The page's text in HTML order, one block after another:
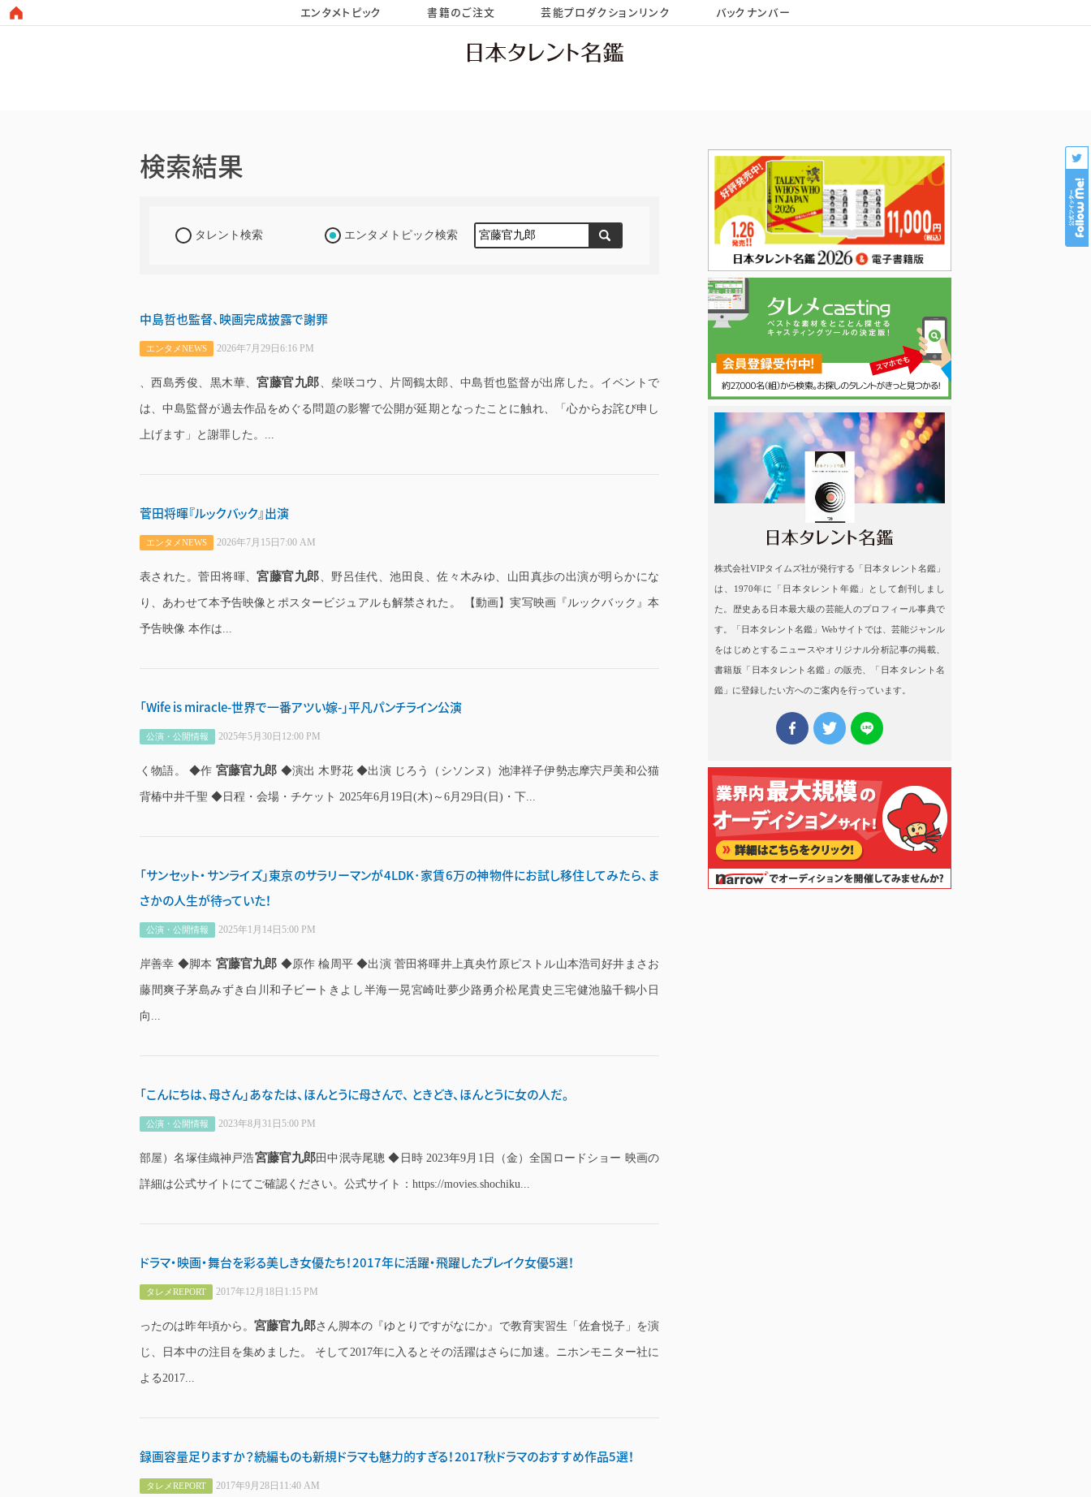
HOME お問い合わせ 会社概要 個人情報保護
エンタメトピック 書籍のご注文 芸能プロダクションリンク バックナンバー
検索結果
タレント検索 エンタメトピック検索
中島哲也監督、映画完成披露で謝罪
エンタメNEWS 2026年7月29日6:16 PM
、西島秀俊、黒木華、宮藤官九郎、柴咲コウ、片岡鶴太郎、中島哲也監督が出席した。イベントで
は、中島監督が過去作品をめぐる問題の影響で公開が延期となったことに触れ、「心からお詫び申し
上げます」と謝罪した。...
菅田将暉『ルックバック』出演
エンタメNEWS 2026年7月15日7:00 AM
表された。菅田将暉、宮藤官九郎、野呂佳代、池田良、佐々木みゆ、山田真歩の出演が明らかにな
り、あわせて本予告映像とポスタービジュアルも解禁された。 【動画】実写映画『ルックバック』本
予告映像 本作は...
「Wife is miracle-世界で一番アツい嫁-」平凡パンチライン公演
公演・公開情報 2025年5月30日12:00 PM
く物語。 ◆作 宮藤官九郎 ◆演出 木野花 ◆出演 じろう（シソンヌ）池津祥子伊勢志摩宍戸美和公猫
背椿中井千聖 ◆日程・会場・チケット 2025年6月19日(木)～6月29日(日)・下...
「サンセット・サンライズ」東京のサラリーマンが4LDK･家賃6万の神物件にお試し移住してみたら、ま
さかの人生が待っていた！
公演・公開情報 2025年1月14日5:00 PM
岸善幸 ◆脚本 宮藤官九郎 ◆原作 楡周平 ◆出演 菅田将暉井上真央竹原ピストル山本浩司好井まさお
藤間爽子茅島みずき白川和子ビートきよし半海一晃宮崎吐夢少路勇介松尾貴史三宅健池脇千鶴小日
向...
「こんにちは、母さん」あなたは、ほんとうに母さんで、 ときどき、ほんとうに女の人だ。
公演・公開情報 2023年8月31日5:00 PM
部屋）名塚佳織神戸浩宮藤官九郎田中泯寺尾聰 ◆日時 2023年9月1日（金）全国ロードショー 映画の
詳細は公式サイトにてご確認ください。公式サイト：https://movies.shochiku...
ドラマ・映画・舞台を彩る美しき女優たち！2017年に活躍・飛躍したブレイク女優5選！
タレメREPORT 2017年12月18日1:15 PM
ったのは昨年頃から。宮藤官九郎さん脚本の『ゆとりですがなにか』で教育実習生「佐倉悦子」を演
じ、日本中の注目を集めました。 そして2017年に入るとその活躍はさらに加速。ニホンモニター社に
よる2017...
録画容量足りますか？続編ものも新規ドラマも魅力的すぎる！2017秋ドラマのおすすめ作品5選！
タレメREPORT 2017年9月28日11:40 AM
日本タレント名鑑
株式会社VIPタイムズ社が発行する「日本タレント名鑑」
は、1970年に「日本タレント年鑑」として創刊しまし
た。歴史ある日本最大級の芸能人のプロフィール事典で
す。「日本タレント名鑑」Webサイトでは、芸能ジャンル
をはじめとするニュースやオリジナル分析記事の掲載、
書籍版「日本タレント名鑑」の販売、「日本タレント名
鑑」に登録したい方へのご案内を行っています。